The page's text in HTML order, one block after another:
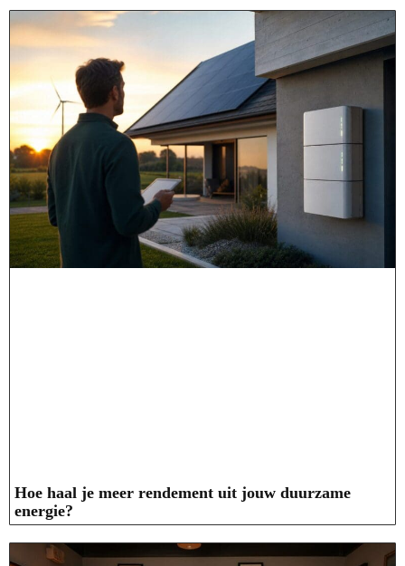
Hoe haal je meer rendement uit jouw duurzame
energie?